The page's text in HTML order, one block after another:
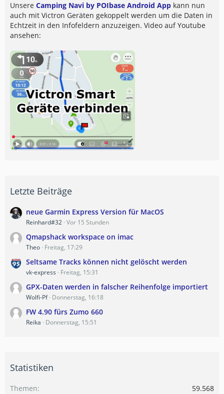
Unsere Camping Navi by POIbase Android App kann nun
auch mit Victron Geräten gekoppelt werden um die Daten in
Echtzeit in den Infofeldern anzuzeigen. Video auf Youtube
ansehen:
Letzte Beiträge
neue Garmin Express Version für MacOS
Reinhard#32 Vor 15 Stunden
Qmapshack workspace on imac
Theo Freitag, 17:29
Seltsame Tracks können nicht gelöscht werden
vk-express Freitag, 15:31
GPX-Daten werden in falscher Reihenfolge importiert
Wolfi-Pf Donnerstag, 16:18
FW 4.90 fürs Zumo 660
Reika Donnerstag, 15:51
Statistiken
Themen
59.568